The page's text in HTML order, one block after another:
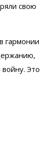
свою
гармонии
Это